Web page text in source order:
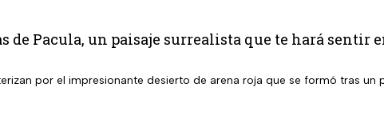
de Pacula, un paisaje surrealista que te hará sentir
por el impresionante desierto de arena roja que se formó tras